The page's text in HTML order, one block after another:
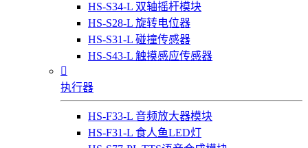
HS-S34-L 双轴摇杆模块
HS-S28-L 旋转电位器
HS-S31-L 碰撞传感器
HS-S43-L 触摸感应传感器

执行器
HS-F33-L 音频放大器模块
HS-F31-L 食人鱼LED灯